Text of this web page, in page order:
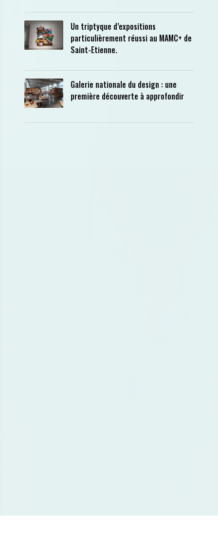
Un triptyque d’expositions
particulièrement réussi au MAMC+ de
Saint-Etienne.
Galerie nationale du design : une
première découverte à approfondir